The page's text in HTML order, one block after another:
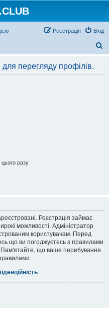
Вхід
Реєстрація
перегляду профілів.
разу
Реєстрація займає
можливості. Адміністратор
користувачам. Перед
що ви погоджуєтесь з правилами
Пам'ятайте, що ваше перебування